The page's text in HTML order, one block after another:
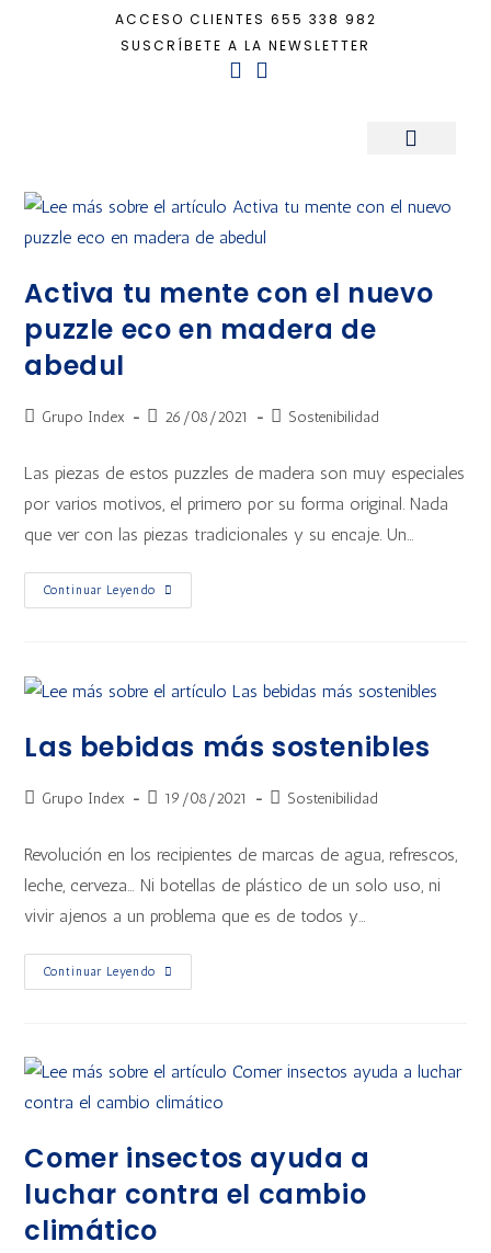
ACCESO CLIENTES 655 338 982
SUSCRÍBETE A LA NEWSLETTER
Activa tu mente con el nuevo
puzzle eco en madera de
abedul
Grupo Index 26/08/2021 Sostenibilidad
Las piezas de estos puzzles de madera son muy especiales
por varios motivos, el primero por su forma original. Nada
que ver con las piezas tradicionales y su encaje. Un…
Continuar Leyendo
Las bebidas más sostenibles
Grupo Index 19/08/2021 Sostenibilidad
Revolución en los recipientes de marcas de agua, refrescos,
leche, cerveza… Ni botellas de plástico de un solo uso, ni
vivir ajenos a un problema que es de todos y…
Continuar Leyendo
Comer insectos ayuda a
luchar contra el cambio
climático